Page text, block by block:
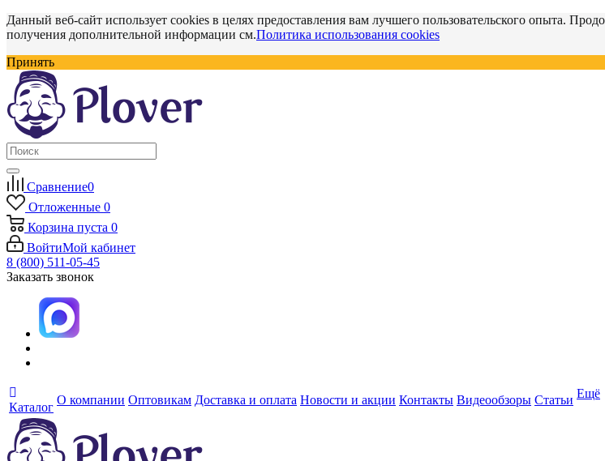
Данный веб-сайт использует cookies в целях предоставления вам лучшего пользовательского опыта.
получения дополнительной информации см.Политика использования cookies
Принять
Сравнение0
Отложенные 0
Корзина пуста 0
ВойтиМой кабинет
8 (800) 511-05-45
Заказать звонок
Каталог
О компании Оптовикам Доставка и оплата Новости и акции Контакты Видеообзоры Статьи Ещё